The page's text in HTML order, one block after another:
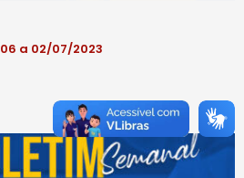
a 02/07/2023